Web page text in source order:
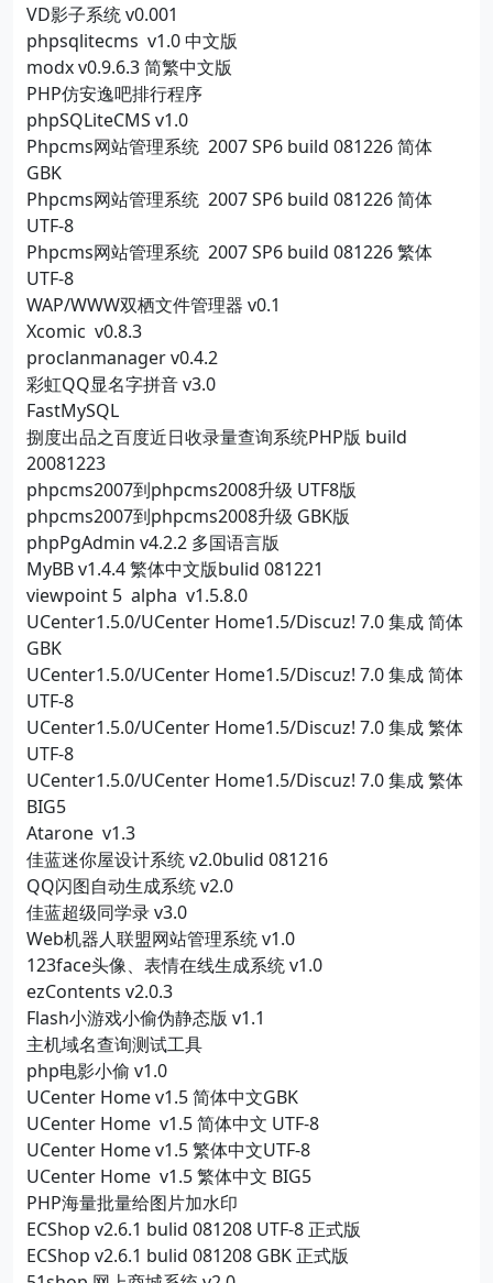
VD影子系统 v0.001
phpsqlitecms v1.0 中文版
modx v0.9.6.3 简繁中文版
PHP仿安逸吧排行程序
phpSQLiteCMS v1.0
Phpcms网站管理系统 2007 SP6 build 081226 简体
GBK
Phpcms网站管理系统 2007 SP6 build 081226 简体
UTF-8
Phpcms网站管理系统 2007 SP6 build 081226 繁体
UTF-8
WAP/WWW双栖文件管理器 v0.1
Xcomic v0.8.3
proclanmanager v0.4.2
彩虹QQ显名字拼音 v3.0
FastMySQL
捌度出品之百度近日收录量查询系统PHP版 build
20081223
phpcms2007到phpcms2008升级 UTF8版
phpcms2007到phpcms2008升级 GBK版
phpPgAdmin v4.2.2 多国语言版
MyBB v1.4.4 繁体中文版bulid 081221
viewpoint 5 alpha v1.5.8.0
UCenter1.5.0/UCenter Home1.5/Discuz! 7.0 集成 简体
GBK
UCenter1.5.0/UCenter Home1.5/Discuz! 7.0 集成 简体
UTF-8
UCenter1.5.0/UCenter Home1.5/Discuz! 7.0 集成 繁体
UTF-8
UCenter1.5.0/UCenter Home1.5/Discuz! 7.0 集成 繁体
BIG5
Atarone v1.3
佳蓝迷你屋设计系统 v2.0bulid 081216
QQ闪图自动生成系统 v2.0
佳蓝超级同学录 v3.0
Web机器人联盟网站管理系统 v1.0
123face头像、表情在线生成系统 v1.0
ezContents v2.0.3
Flash小游戏小偷伪静态版 v1.1
主机域名查询测试工具
php电影小偷 v1.0
UCenter Home v1.5 简体中文GBK
UCenter Home v1.5 简体中文 UTF-8
UCenter Home v1.5 繁体中文UTF-8
UCenter Home v1.5 繁体中文 BIG5
PHP海量批量给图片加水印
ECShop v2.6.1 bulid 081208 UTF-8 正式版
ECShop v2.6.1 bulid 081208 GBK 正式版